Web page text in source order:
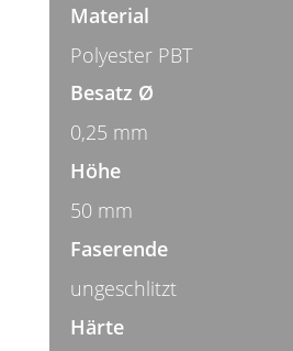
Material
Polyester PBT
Besatz Ø
0,25 mm
Höhe
50 mm
Faserende
ungeschlitzt
Härte